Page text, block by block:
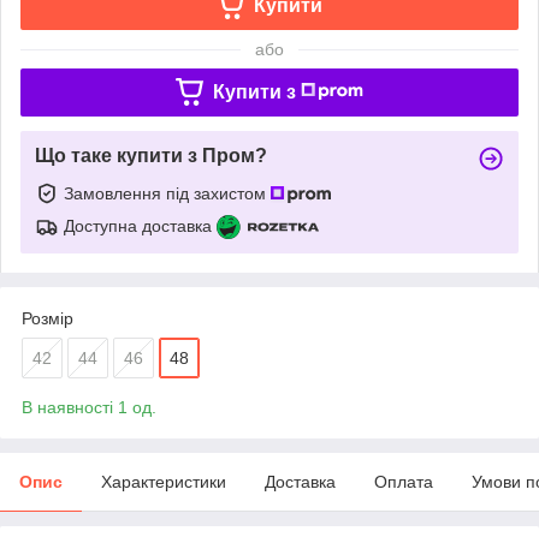
Купити
або
Купити з
Що таке купити з Пром?
Замовлення під захистом
Доступна доставка
Розмір
42 44 46 48
В наявності 1 од.
Опис Характеристики Доставка Оплата Умови